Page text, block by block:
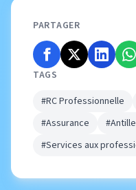
PARTAGER
TAGS
#RC Professionnelle
#Assurance
#Services aux